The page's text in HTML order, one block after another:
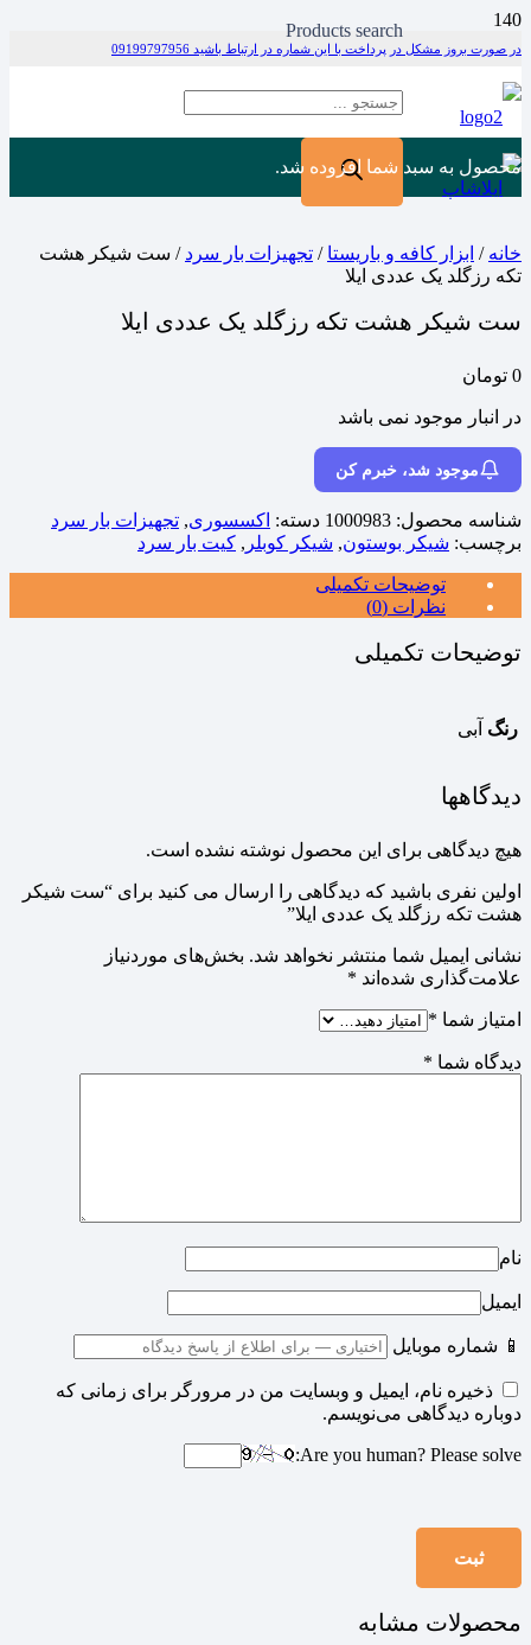
در صورت بروز مشکل در پرداخت با این شماره در ارتباط باشید 09199797956
Products search
محصول به سبد شما افزوده شد.
خانه / ابزار کافه و باریستا / تجهیزات بار سرد / ست شیکر هشت
تکه رزگلد یک عددی ایلا
ست شیکر هشت تکه رزگلد یک عددی ایلا
0 تومان
در انبار موجود نمی باشد
موجود شد، خبرم کن
شناسه محصول: 1000983 دسته: اکسسوری, تجهیزات بار سرد
برچسب: شیکر بوستون, شیکر کوبلر , کیت بار سرد
توضیحات تکمیلی
نظرات (0)
توضیحات تکمیلی
رنگ آبی
دیدگاهها
هیچ دیدگاهی برای این محصول نوشته نشده است.
اولین نفری باشید که دیدگاهی را ارسال می کنید برای “ست شیکر
هشت تکه رزگلد یک عددی ایلا”
نشانی ایمیل شما منتشر نخواهد شد. بخش‌های موردنیاز
علامت‌گذاری شده‌اند *
امتیاز شما *
دیدگاه شما *
نام
ایمیل
📱 شماره موبایل
ذخیره نام، ایمیل و وبسایت من در مرورگر برای زمانی که
دوباره دیدگاهی می‌نویسم.
Are you human? Please solve:
محصولات مشابه